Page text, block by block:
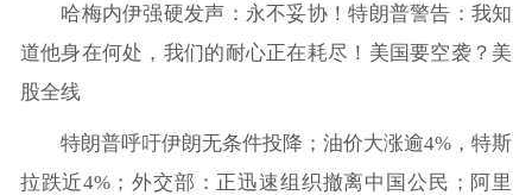
哈梅内伊强硬发声：永不妥协！特朗普警告：我知
道他身在何处，我们的耐心正在耗尽！美国要空袭？美
股全线
特朗普呼吁伊朗无条件投降；油价大涨逾4%，特斯
拉跌近4%；外交部：正迅速组织撤离中国公民；阿里